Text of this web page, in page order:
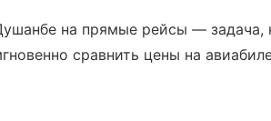
на прямые рейсы — задача,
сравнить цены на